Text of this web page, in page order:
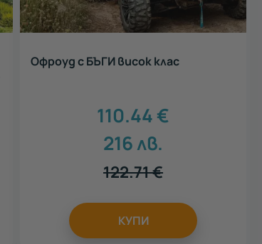
Офроуд с БЪГИ висок клас
110.44€
216лв.
122.71€
КУПИ